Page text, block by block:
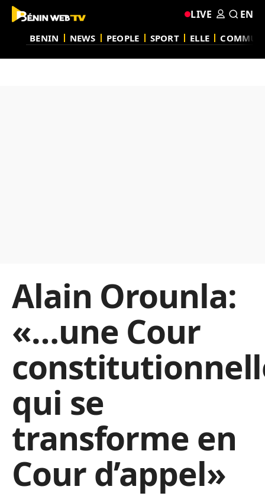
BENIN NEWS PEOPLE SPORT ELLE
LIVE EN
Alain Orounla:
«…une Cour
qui se
transforme en
Cour d’appel»